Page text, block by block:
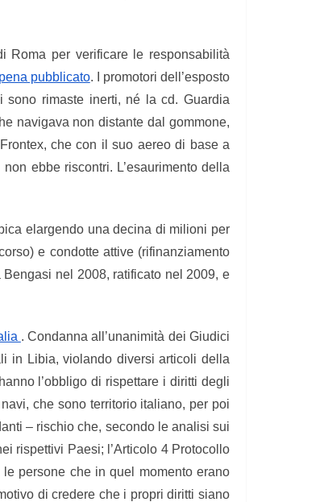
Roma per verificare le responsabilità
pubblicato. I promotori dell’esposto
sono rimaste inerti, né la cd. Guardia
navigava non distante dal gommone,
che con il suo aereo di base a
ebbe riscontri. L’esaurimento della
elargendo una decina di milioni per
e condotte attive (rifinanziamento
nel 2008, ratificato nel 2009, e
. Condanna all’unanimità dei Giudici
in Libia, violando diversi articoli della
l’obbligo di rispettare i diritti degli
che sono territorio italiano, per poi
– rischio che, secondo le analisi sui
rispettivi Paesi; l’Articolo 4 Protocollo
persone che in quel momento erano
di credere che i propri diritti siano